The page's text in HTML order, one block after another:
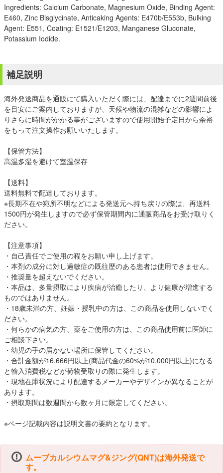
Ingredients: Calcium Carbonate, Magnesium Oxide, Binding Agent:
E460, Zinc Bisglycinate, Anticaking Agents: E470b/E553b, Bulking
Agent: E551, Coating: E1521/E1203, Manganese Gluconate,
Potassium Iodide.
補足説明
海外発送商品を通販にて購入いただく際には、配達までに2週間前後
を目安にご案内しておりますが、天候や物流の混雑などの影響によ
りさらに時間がかかる事がございますので使用開始予定日から余裕
をもって注文操作お願いいたします。
【保管方法】
高温多湿を避けて室温保存
【送料】
送料無料で配達しております。
※長期不在や宛所不明などによる発送元へ持ち戻りの際は、再送料
1500円が発生しますので必ず保管期間内に通販商品をお受け取りく
ださい。
【注意事項】
・自己責任でご使用の程をお願い申し上げます。
・本剤の成分に対し過敏症の既往歴のある患者は使用できません。
・推奨量を超えないでください。
・本品は、多量摂取により疾病が治癒したり、より健康が増進する
ものではありません。
・18歳未満の方、妊娠・授乳中の方は、この商品を使用しないでく
ださい。
・何らかの病気の方、薬をご使用の方は、この商品使用前に医師に
ご相談下さい。
・幼児の手の届かない場所に保管してください。
・合計金額が16,666円以上(商品代金の60%が10,000円以上)になる
と輸入消費税などが荷物受取りの際に発生します。
・現地在庫状況により配達するメーカーやデザインが異なることが
あります。
・摂取期間は数週間から数ヶ月に限定してください。
※ページ記載内容は説明文書の要約となります。
ムーブカルシウムマグ&ジング(QNT)は海外発送で
す。